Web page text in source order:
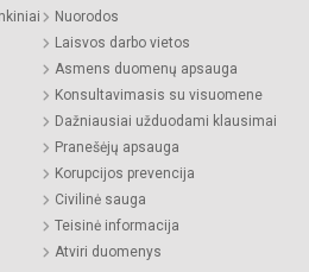
Nuorodos
Laisvos darbo vietos
Asmens duomenų apsauga
Konsultavimasis su visuomene
Dažniausiai užduodami klausimai
Pranešėjų apsauga
Korupcijos prevencija
Civilinė sauga
Teisinė informacija
Atviri duomenys